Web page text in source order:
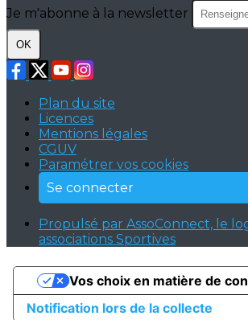
Je m'abonne à la newsletter
OK
Plan du site
Licences
Mentions légales
CGUV
Paramétrer vos cookies
Se connecter
Propulsé par AssoConnect, le
associations Sportives
Notification lors de la collecte
Vos choix en matière de